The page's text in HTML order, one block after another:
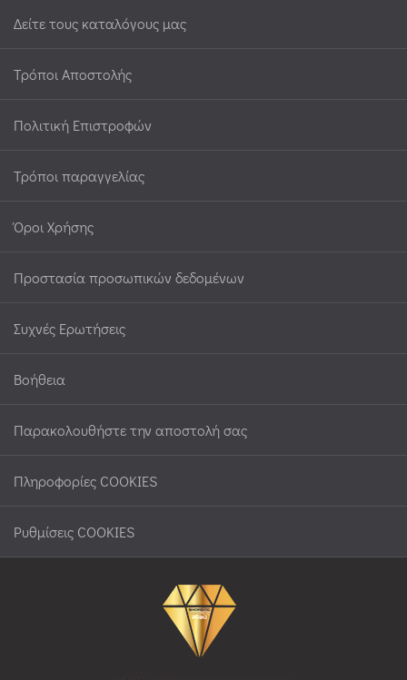
Δείτε τους καταλόγους μας
Τρόποι Αποστολής
Πολιτική Επιστροφών
Τρόποι παραγγελίας
Όροι Χρήσης
Προστασία προσωπικών δεδομένων
Συχνές Ερωτήσεις
Βοήθεια
Παρακολουθήστε την αποστολή σας
Πληροφορίες COOKIES
Ρυθμίσεις COOKIES